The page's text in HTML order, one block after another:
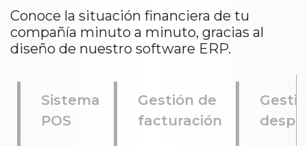
Conoce la situación financiera de tu
compañía minuto a minuto, gracias al
diseño de nuestro software ERP.
Sistema
POS
Gestión de
facturación